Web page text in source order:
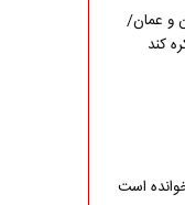
و عمان/
کند
است